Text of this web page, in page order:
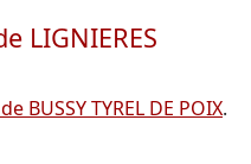
LIGNIERES
BUSSY TYREL DE POIX.